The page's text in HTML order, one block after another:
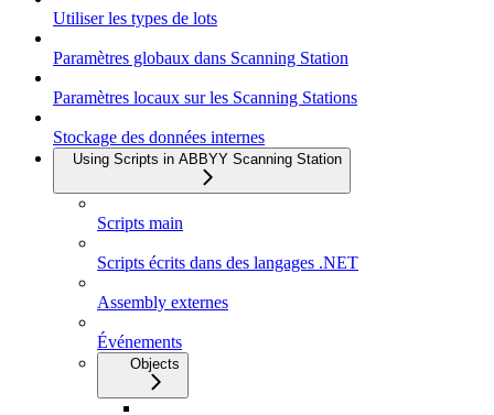
Utiliser les types de lots
Paramètres globaux dans Scanning Station
Paramètres locaux sur les Scanning Stations
Stockage des données internes
Using Scripts in ABBYY Scanning Station
Scripts main
Scripts écrits dans des langages .NET
Assembly externes
Événements
Objects